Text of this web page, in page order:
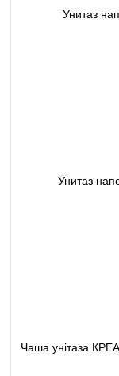
Унитаз
Унитаз
Чаша унітаза